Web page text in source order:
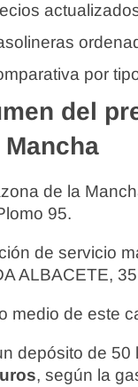
por
del
Mancha
de la
95.
de servicio
ALBACETE,
medio de este
depósito de 50
, según la